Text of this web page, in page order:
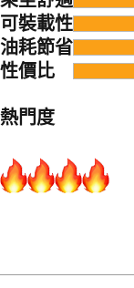
可裝載性
油耗節省
性價比
熱門度